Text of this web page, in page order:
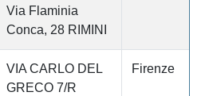
Via Flaminia
Conca, 28 RIMINI
VIA CARLO DEL
GRECO 7/R
Firenze